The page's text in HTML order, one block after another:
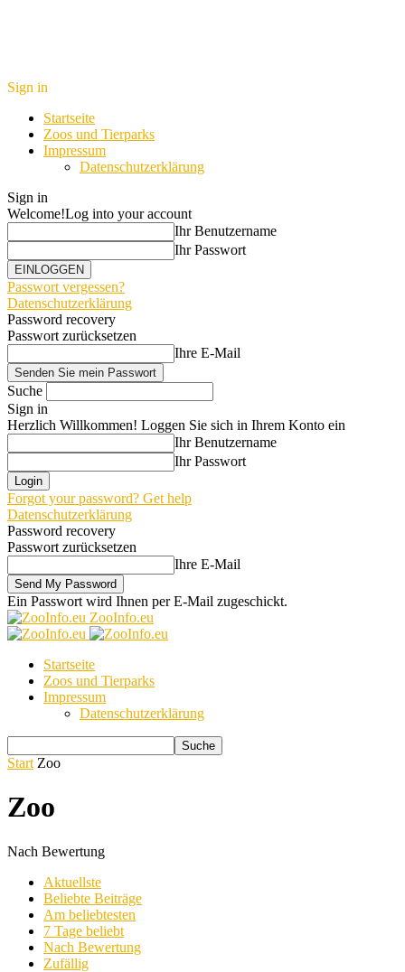
Sign in
Startseite
Zoos und Tierparks
Impressum
Datenschutzerklärung
Sign in
Welcome!Log into your account
Ihr Benutzername
Ihr Passwort
Passwort vergessen?
Datenschutzerklärung
Password recovery
Passwort zurücksetzen
Ihre E-Mail
Suche
Sign in
Herzlich Willkommen! Loggen Sie sich in Ihrem Konto ein
Ihr Benutzername
Ihr Passwort
Forgot your password? Get help
Datenschutzerklärung
Password recovery
Passwort zurücksetzen
Ihre E-Mail
Ein Passwort wird Ihnen per E-Mail zugeschickt.
ZooInfo.eu
Startseite
Zoos und Tierparks
Impressum
Datenschutzerklärung
Start Zoo
Zoo
Nach Bewertung
Aktuellste
Beliebte Beiträge
Am beliebtesten
7 Tage beliebt
Nach Bewertung
Zufällig